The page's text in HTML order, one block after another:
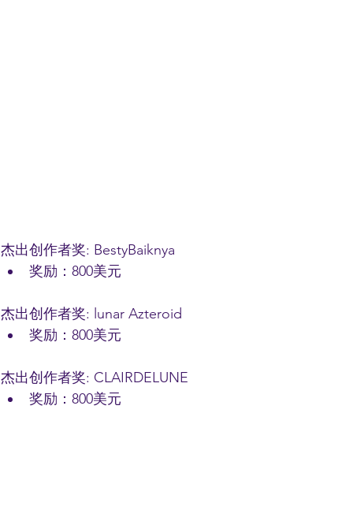
杰出创作者奖: BestyBaiknya
奖励：800美元
杰出创作者奖: lunar Azteroid
奖励：800美元
杰出创作者奖: CLAIRDELUNE
奖励：800美元